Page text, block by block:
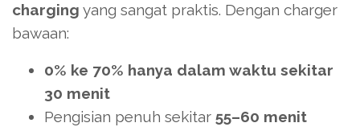
charging yang sangat praktis. Dengan charger
bawaan:
0% ke 70% hanya dalam waktu sekitar
30 menit
Pengisian penuh sekitar 55–60 menit